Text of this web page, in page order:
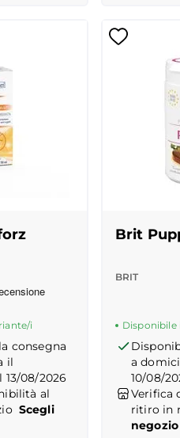
del prodotto
i
consegna
il
13/08/2026
al
Scegli
Brit
BRIT
Disponibile
a
10/08/
Verifica
ritiro in
negozio